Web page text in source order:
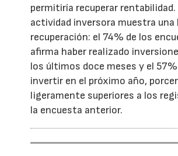
permitiría recuperar rentabilidad.
actividad inversora muestra una
recuperación: el 74% de los
afirma haber realizado
los últimos doce meses y el
invertir en el próximo año,
ligeramente superiores a los
la encuesta anterior.